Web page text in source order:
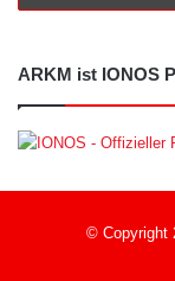
ARKM ist IONOS
© Copyright